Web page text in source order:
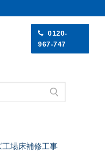
0120-
967-747
工場床補修工事